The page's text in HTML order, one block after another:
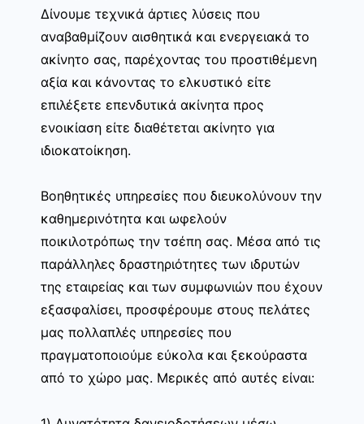
Δίνουμε τεχνικά άρτιες λύσεις που
αναβαθμίζουν αισθητικά και ενεργειακά το
ακίνητο σας, παρέχοντας του προστιθέμενη
αξία και κάνοντας το ελκυστικό είτε
επιλέξετε επενδυτικά ακίνητα προς
ενοικίαση είτε διαθέτεται ακίνητο για
ιδιοκατοίκηση.
Βοηθητικές υπηρεσίες που διευκολύνουν την
καθημερινότητα και ωφελούν
ποικιλοτρόπως την τσέπη σας. Μέσα από τις
παράλληλες δραστηριότητες των ιδρυτών
της εταιρείας και των συμφωνιών που έχουν
εξασφαλίσει, προσφέρουμε στους πελάτες
μας πολλαπλές υπηρεσίες που
πραγματοποιούμε εύκολα και ξεκούραστα
από το χώρο μας. Μερικές από αυτές είναι: